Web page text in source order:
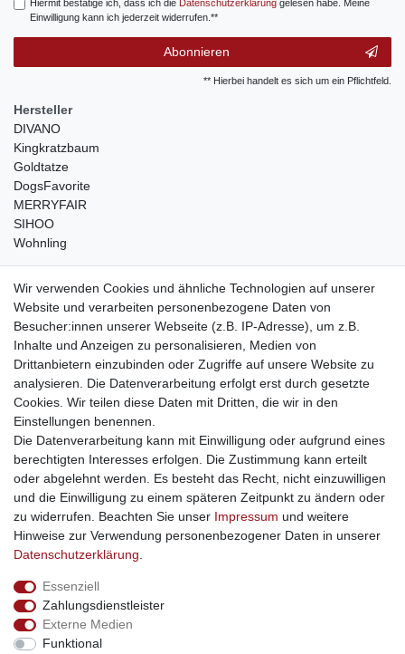
Hiermit bestätige ich, dass ich die Daten­schutz­erklärunggelesen habe. Meine
Einwilligung kann ich jederzeit widerrufen.**
Abonnieren
** Hierbei handelt es sich um ein Pflichtfeld.
Hersteller
DIVANO
Kingkratzbaum
Goldtatze
DogsFavorite
MERRYFAIR
SIHOO
Wohnling
weitere Shops
traumlampen- Lampen und Kronleuchter
kinderwagencenter- Exklusive und günstige Kinderwagen
gastrogeraete24- alles für Gastronomie und Imbiss
soziale Medien
Facebook
sicher einkaufen
Sichere Bestellung und Zahlung via SSL Verschlüsselung
Wir verwenden Cookies und ähnliche Technologien auf unserer
Website und verarbeiten personenbezogene Daten von
Besucher:innen unserer Webseite (z.B. IP-Adresse), um z.B.
Inhalte und Anzeigen zu personalisieren, Medien von
Drittanbietern einzubinden oder Zugriffe auf unsere Website zu
analysieren. Die Datenverarbeitung erfolgt erst durch gesetzte
Cookies. Wir teilen diese Daten mit Dritten, die wir in den
Einstellungen benennen.
Die Datenverarbeitung kann mit Einwilligung oder aufgrund eines
berechtigten Interesses erfolgen. Die Zustimmung kann erteilt
oder abgelehnt werden. Es besteht das Recht, nicht einzuwilligen
und die Einwilligung zu einem späteren Zeitpunkt zu ändern oder
zu widerrufen. Beachten Sie unser Impressum und weitere
Hinweise zur Verwendung personenbezogener Daten in unserer
Daten­schutz­erklärung
Essenziell
Zahlungsdienstleister
Externe Medien
Funktional
Widerrufs­recht Widerrufs­formular